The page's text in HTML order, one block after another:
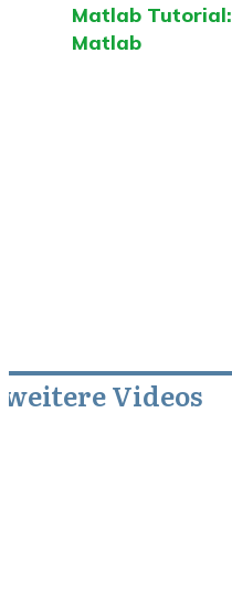
Matlab
Matlab
weitere Videos